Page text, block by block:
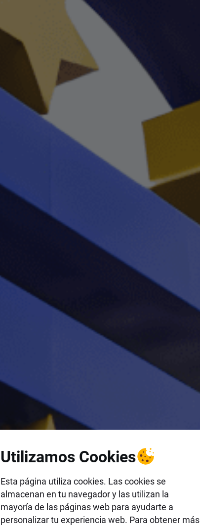
Utilizamos Cookies
Esta página utiliza cookies. Las cookies se
almacenan en tu navegador y las utilizan la
mayoría de las páginas web para ayudarte a
personalizar tu experiencia web. Para obtener más